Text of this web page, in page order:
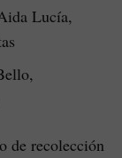
Lucía,
de recolección